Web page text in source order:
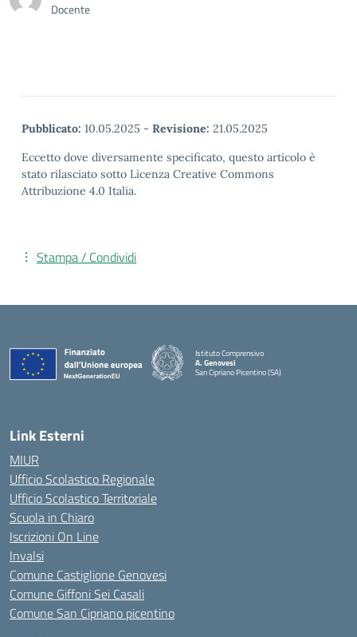
Docente
Pubblicato: 10.05.2025 - Revisione: 21.05.2025
Eccetto dove diversamente specificato, questo articolo è
stato rilasciato sotto Licenza Creative Commons
Attribuzione 4.0 Italia.
Stampa / Condividi
Istituto Comprensivo
A. Genovesi
San Cipriano Picentino (SA)
— Visita la pagina iniziale della scuola
Link Esterni
MIUR
Ufficio Scolastico Regionale
Ufficio Scolastico Territoriale
Scuola in Chiaro
Iscrizioni On Line
Invalsi
Comune Castiglione Genovesi
Comune Giffoni Sei Casali
Comune San Cipriano picentino